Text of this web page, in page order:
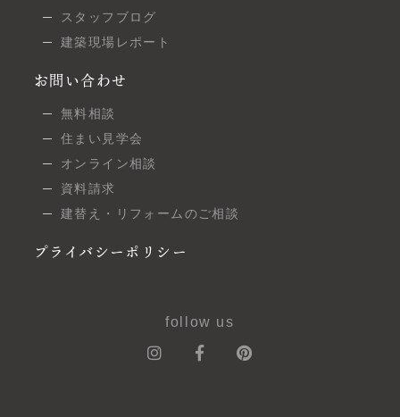
スタッフブログ
建築現場レポート
お問い合わせ
無料相談
住まい見学会
オンライン相談
資料請求
建替え・リフォームのご相談
プライバシーポリシー
follow us